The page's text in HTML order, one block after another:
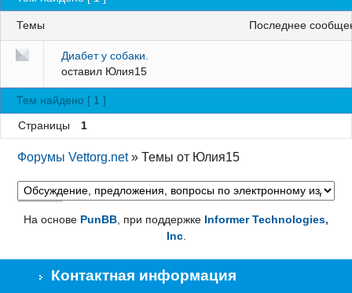
Темы последнее
Диабет у собаки.
оставил Юлия15
Тем найдено [ 1 ]
Страницы 1
Форумы Vettorg.net »Темы от Юлия15
На основе PunBB , при поддержке Informer Technologies,
Inc.
Контактная информация